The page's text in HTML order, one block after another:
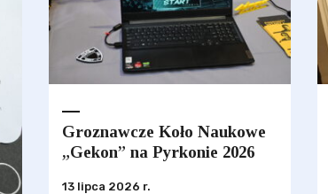
Groznawcze Koło Naukowe
„Gekon” na Pyrkonie 2026
13 lipca 2026 r.